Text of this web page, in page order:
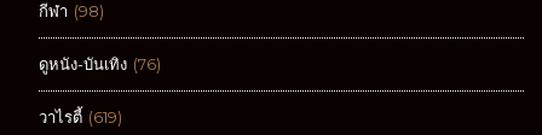
กีฬา (98)
ดูหนัง-บันเทิง (76)
วาไรตี้ (619)